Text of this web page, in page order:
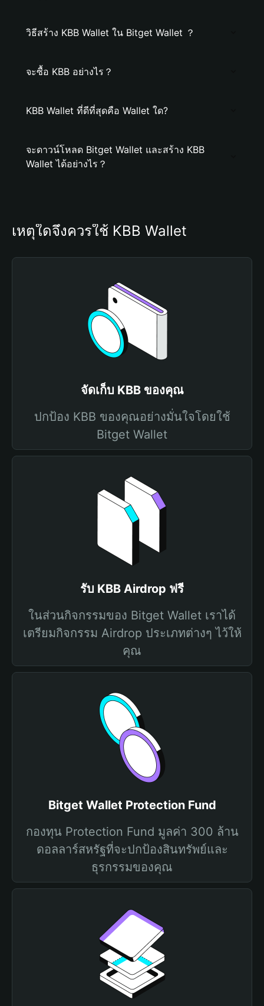
วิธีสร้าง KBB Wallet ใน Bitget Wallet ？
จะซื้อ KBB อย่างไร？
KBB Wallet ที่ดีที่สุดคือ Wallet ใด?
จะดาวน์โหลด Bitget Wallet และสร้าง KBB
Wallet ได้อย่างไร？
เหตุใดจึงควรใช้ KBB Wallet
จัดเก็บ KBB ของคุณ
ปกป้อง KBB ของคุณอย่างมั่นใจโดยใช้
Bitget Wallet
รับ KBB Airdrop ฟรี
ในส่วนกิจกรรมของ Bitget Wallet เราได้
เตรียมกิจกรรม Airdrop ประเภทต่างๆ ไว้ให้
คุณ
Bitget Wallet Protection Fund
กองทุน Protection Fund มูลค่า 300 ล้าน
ดอลลาร์สหรัฐที่จะปกป้องสินทรัพย์และ
ธุรกรรมของคุณ